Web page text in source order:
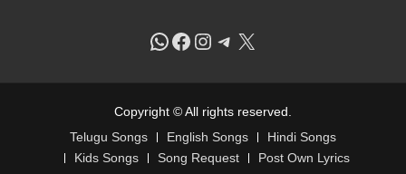
WhatsApp
Facebook
Instagram
Telegram
X
Copyright © All rights reserved.
Telugu Songs
English Songs
Hindi Songs
Kids Songs
Song Request
Post Own Lyrics